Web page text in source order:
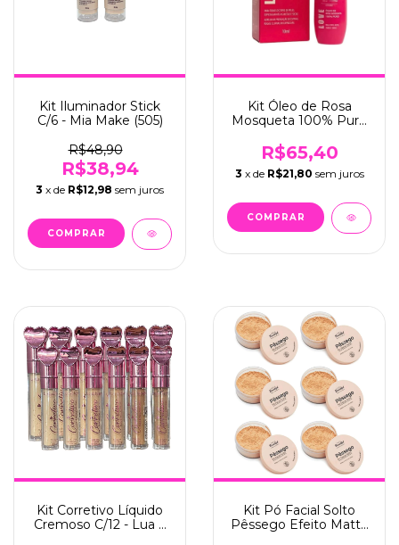
Kit Iluminador Stick
C/6 - Mia Make (505)
R$48,90
R$38,94
3 x de R$12,98 sem juros
Kit Óleo de Rosa
Mosqueta 100% Puro
R$65,40
3 x de R$21,80 sem juros
Kit Corretivo Líquido
Cremoso C/12 - Lua e
Kit Pó Facial Solto
Pêssego Efeito Matte